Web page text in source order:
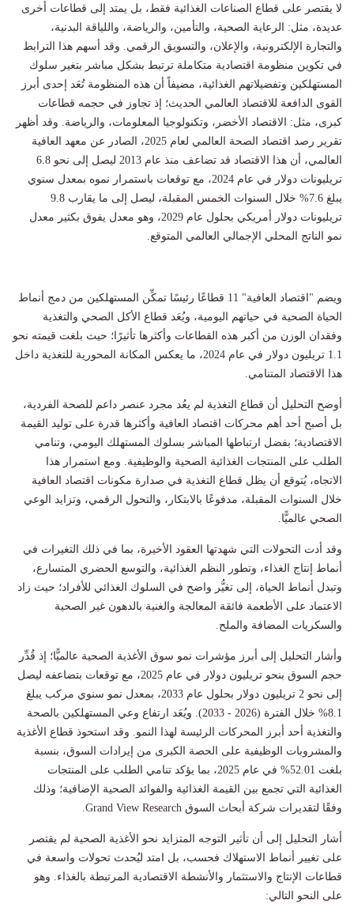
لا يقتصر على قطاع الصناعات الغذائية فقط، بل يمتد إلى قطاعات أخرى
عديدة، مثل: الرعاية الصحية، والتأمين، والرياضة، واللياقة البدنية،
والتجارة الإلكترونية، والإعلان، والتسويق الرقمي. وقد أسهم هذا الترابط
في تكوين منظومة اقتصادية متكاملة ترتبط بشكل مباشر بتغير سلوك
المستهلكين وتفضيلاتهم الغذائية، مضيفاً أن هذه المنظومة تُعَد إحدى أبرز
القوى الدافعة للاقتصاد العالمي الحديث؛ إذ تجاوز في حجمه قطاعات
كبرى، مثل: الاقتصاد الأخضر، وتكنولوجيا المعلومات، والرياضة. وقد أظهر
تقرير رصد اقتصاد الصحة العالمي لعام 2025، الصادر عن معهد العافية
العالمي، أن هذا الاقتصاد قد تضاعف منذ عام 2013 ليصل إلى نحو 6.8
تريليونات دولار في عام 2024، مع توقعات باستمرار نموه بمعدل سنوي
يبلغ 7.6% خلال السنوات الخمس المقبلة، ليصل إلى ما يقارب 9.8
تريليونات دولار أمريكي بحلول عام 2029، وهو معدل يفوق بكثير معدل
نمو الناتج المحلي الإجمالي العالمي المتوقع.
ويضم "اقتصاد العافية" 11 قطاعًا رئيسًا تمكِّن المستهلكين من دمج أنماط
الحياة الصحية في حياتهم اليومية، ويُعَد قطاع الأكل الصحي والتغذية
وفقدان الوزن من أكبر هذه القطاعات وأكثرها تأثيرًا؛ حيث بلغت قيمته نحو
1.1 تريليون دولار في عام 2024، ما يعكس المكانة المحورية للتغذية داخل
هذا الاقتصاد المتنامي.
أوضح التحليل أن قطاع التغذية لم يعُد مجرد عنصر داعم للصحة الفردية،
بل أصبح أحد أهم محركات اقتصاد العافية وأكثرها قدرة على توليد القيمة
الاقتصادية؛ بفضل ارتباطها المباشر بسلوك المستهلك اليومي، وتنامي
الطلب على المنتجات الغذائية الصحية والوظيفية. ومع استمرار هذا
الاتجاه، يُتوقع أن يظل قطاع التغذية في صدارة مكونات اقتصاد العافية
خلال السنوات المقبلة، مدفوعًا بالابتكار، والتحول الرقمي، وتزايد الوعي
الصحي عالميًّا.
وقد أدت التحولات التي شهدتها العقود الأخيرة، بما في ذلك التغيرات في
أنماط إنتاج الغذاء، وتطور النظم الغذائية، والتوسع الحضري المتسارع،
وتبدل أنماط الحياة، إلى تغيُّر واضح في السلوك الغذائي للأفراد؛ حيث زاد
الاعتماد على الأطعمة فائقة المعالجة والغنية بالدهون غير الصحية
والسكريات المضافة والملح.
وأشار التحليل إلى أبرز مؤشرات نمو سوق الأغذية الصحية عالميًّا؛ إذ قُدِّر
حجم السوق بنحو تريليون دولار في عام 2025، مع توقعات بتضاعفه ليصل
إلى نحو 2 تريليون دولار بحلول عام 2033، بمعدل نمو سنوي مركب يبلغ
8.1% خلال الفترة (2026 - 2033). ويُعَد ارتفاع وعي المستهلكين بالصحة
والتغذية أحد أبرز المحركات الرئيسة لهذا النمو. وقد استحوذ قطاع الأغذية
والمشروبات الوظيفية على الحصة الكبرى من إيرادات السوق، بنسبة
بلغت 52.01% في عام 2025، بما يؤكد تنامي الطلب على المنتجات
الغذائية التي تجمع بين القيمة الغذائية والفوائد الصحية الإضافية؛ وذلك
وفقًا لتقديرات شركة أبحاث السوق Grand View Research.
أشار التحليل إلى أن تأثير التوجه المتزايد نحو الأغذية الصحية لم يقتصر
على تغيير أنماط الاستهلاك فحسب، بل امتد ليُحدث تحولات واسعة في
قطاعات الإنتاج والاستثمار والأنشطة الاقتصادية المرتبطة بالغذاء. وهو
على النحو التالي: